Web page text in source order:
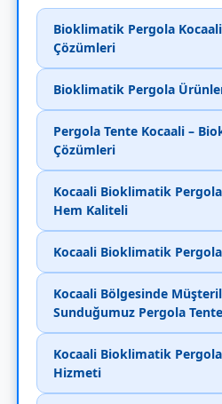
Bioklimatik Pergola
Çözümleri
Bioklimatik Pergola
Pergola Tente Kocaali –
Çözümleri
Kocaali Bioklimatik
Hem Kaliteli
Kocaali Bioklimatik
Kocaali Bölgesinde
Sunduğumuz Pergola
Kocaali Bioklimatik
Hizmeti